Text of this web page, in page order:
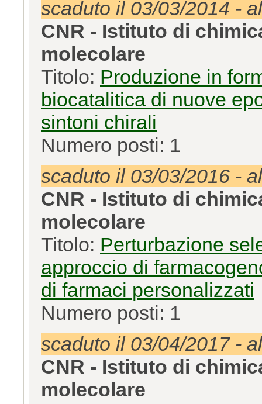
scaduto il 03/03/2014 -
CNR - Istituto di
molecolare
Titolo: Produzione in
biocatalitica di nuove
sintoni chirali
Numero posti: 1
scaduto il 03/03/2016 -
CNR - Istituto di
molecolare
Titolo: Perturbazione
approccio di
di farmaci personalizzati
Numero posti: 1
scaduto il 03/04/2017 -
CNR - Istituto di
molecolare